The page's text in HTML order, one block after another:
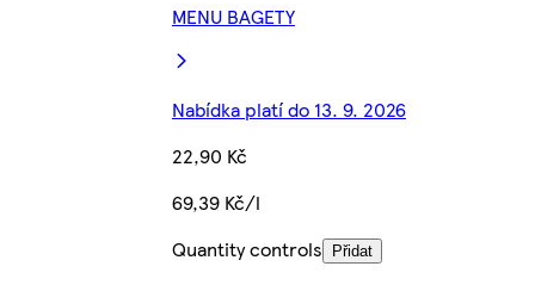
MENU BAGETY
Nabídka platí do 13. 9. 2026
22,90 Kč
69,39 Kč/l
Quantity controls
Přidat